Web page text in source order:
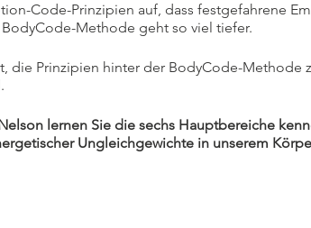
Code-Prinzipien auf, dass festgefahrene
Methode geht so viel tiefer.
Prinzipien hinter der BodyCode-Methode
lernen Sie die sechs Hauptbereiche
Ungleichgewichte in unserem